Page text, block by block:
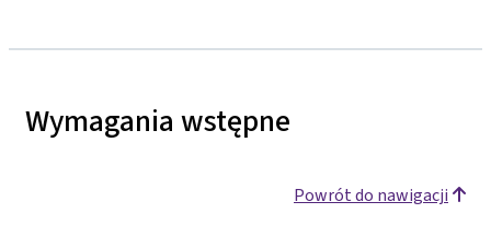
Wymagania wstępne
Powrót do nawigacji